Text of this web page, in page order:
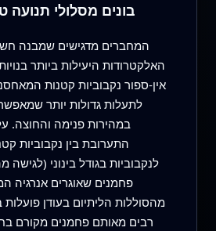
בונים מסלולי תנועה
המחברים מדגישים שמבנה
האלקטרודות היעילות ביותר
אין-ספור נקבוביות קטנות
לתעלות גדולות יותר
במהירות פנימה והחוצה. על
התערובת בין נקבוביות
לנקבוביות בגודל בינוני (לגישה
פחמנים שאוגרים אנרגיה
מהסוללות הליתיום בעודן
רבים מאותם פחמנים מקורם